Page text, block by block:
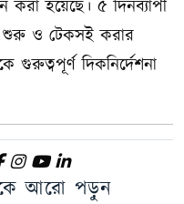
করা হয়েছে। ৫ দিনব্যাপী
শুরু ও টেকসই করার
গুরুত্বপূর্ণ দিকনির্দেশনা
আরো পড়ুন